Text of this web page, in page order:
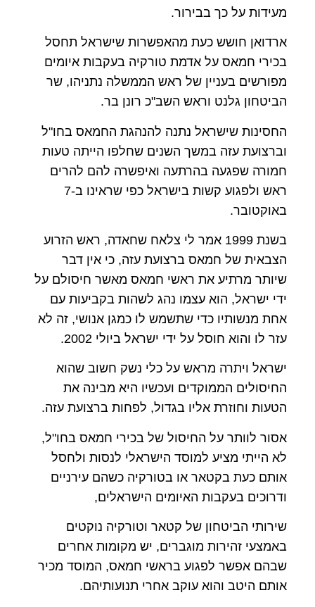
מעידות על כך בבירור.
ארדואן חושש כעת מהאפשרות שישראל תחסל
בכירי חמאס על אדמת טורקיה בעקבות איומים
מפורשים בעניין של ראש הממשלה נתניהו, שר
הביטחון גלנט וראש השב"כ רונן בר.
החסינות שישראל נתנה להנהגת החמאס בחו"ל
וברצועת עזה במשך השנים שחלפו הייתה טעות
חמורה שפגעה בהרתעה ואיפשרה להם להרים
ראש ולפגוע קשות בישראל כפי שראינו ב-7
באוקטובר.
בשנת 1999 אמר לי צלאח שחאדה, ראש הזרוע
הצבאית של חמאס ברצועת עזה, כי אין דבר
שיותר מרתיע את ראשי חמאס מאשר חיסולם על
ידי ישראל, הוא עצמו נהג לשהות בקביעות עם
אחת מנשותיו כדי שתשמש לו כמגן אנושי, זה לא
עזר לו והוא חוסל על ידי ישראל ביולי 2002.
ישראל ויתרה מראש על כלי נשק חשוב שהוא
החיסולים הממוקדים ועכשיו היא מבינה את
הטעות וחוזרת אליו בגדול, לפחות ברצועת עזה.
אסור לוותר על החיסול של בכירי חמאס בחו"ל,
לא הייתי מציע למוסד הישראלי לנסות ולחסל
אותם כעת בקטאר או בטורקיה כשהם עירניים
ודרוכים בעקבות האיומים הישראלים,
שירותי הביטחון של קטאר וטורקיה נוקטים
באמצעי זהירות מוגברים, יש מקומות אחרים
שבהם אפשר לפגוע בראשי חמאס, המוסד מכיר
אותם היטב והוא עוקב אחרי תנועותיהם.